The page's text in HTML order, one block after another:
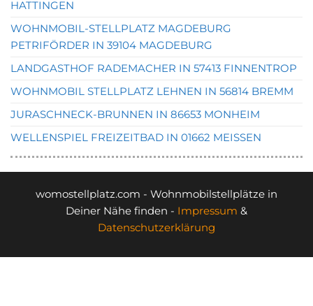
HATTINGEN
WOHNMOBIL-STELLPLATZ MAGDEBURG
PETRIFÖRDER IN 39104 MAGDEBURG
LANDGASTHOF RADEMACHER IN 57413 FINNENTROP
WOHNMOBIL STELLPLATZ LEHNEN IN 56814 BREMM
JURASCHNECK-BRUNNEN IN 86653 MONHEIM
WELLENSPIEL FREIZEITBAD IN 01662 MEISSEN
womostellplatz.com - Wohnmobilstellplätze in
Deiner Nähe finden - Impressum &
Datenschutzerklärung